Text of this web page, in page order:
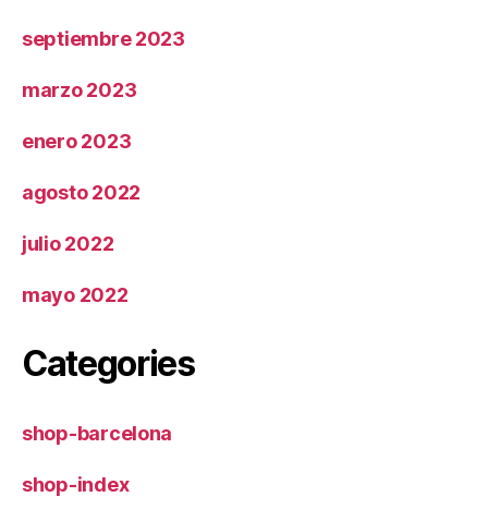
septiembre 2023
marzo 2023
enero 2023
agosto 2022
julio 2022
mayo 2022
Categories
shop-barcelona
shop-index